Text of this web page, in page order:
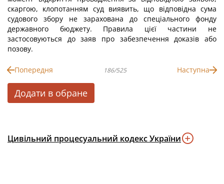
скаргою, клопотанням суд виявить, що відповідна сума
судового збору не зарахована до спеціального фонду
державного бюджету. Правила цієї частини не
застосовуються до заяв про забезпечення доказів або
позову.
Попередня 186/525 Наступна
Додати в обране
Цивільний процесуальний кодекс України